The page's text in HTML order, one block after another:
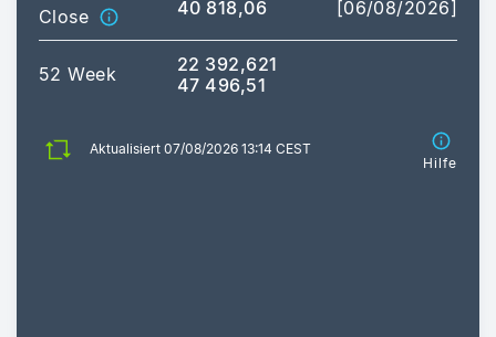
Close
40 818,06 [06/08/2026]
52 Week
22 392,621
47 496,51
Aktualisiert 07/08/2026 13:14 CEST
Hilfe